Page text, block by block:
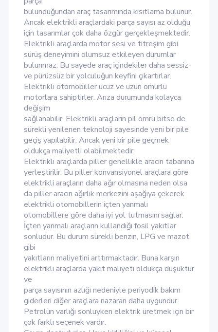
bulunduğundan araç tasarımında kısıtlama bulunur.
Ancak elektrikli araçlardaki parça sayısı az olduğu
için tasarımlar çok daha özgür gerçekleşmektedir.
Elektrikli araçlarda motor sesi ve titreşim gibi
sürüş deneyimini olumsuz etkileyen durumlar
bulunmaz. Bu sayede araç içindekiler daha sessiz
ve pürüzsüz bir yolculuğun keyfini çıkartırlar.
Elektrikli otomobiller ucuz ve uzun ömürlü
motorlara sahiptirler. Arıza durumunda kolayca
değişim
sağlanabilir. Elektrikli araçların pil ömrü bitse de
sürekli yenilenen teknoloji sayesinde yeni bir pile
geçiş yapılabilir. Ancak yeni bir pile geçmek
oldukça maliyetli olabilmektedir.
Elektrikli araçlarda piller genellikle aracın tabanına
yerleştirilir. Bu piller konvansiyonel araçlara göre
elektrikli araçların daha ağır olmasına neden olsa
da piller aracın ağırlık merkezini aşağıya çekerek
elektrikli otomobillerin içten yanmalı
otomobillere göre daha iyi yol tutmasını sağlar.
İçten yanmalı araçların kullandığı fosil yakıtlar
sonludur. Bu durum sürekli benzin, LPG ve mazot
gibi
yakıtların maliyetini arttırmaktadır. Buna karşın
elektrikli araçlarda yakıt maliyeti oldukça düşüktür
ve
parça sayısının azlığı nedeniyle periyodik bakım
giderleri diğer araçlara nazaran daha uygundur.
Petrolün varlığı sonluyken elektrik üretmek için bir
çok farklı seçenek vardır.